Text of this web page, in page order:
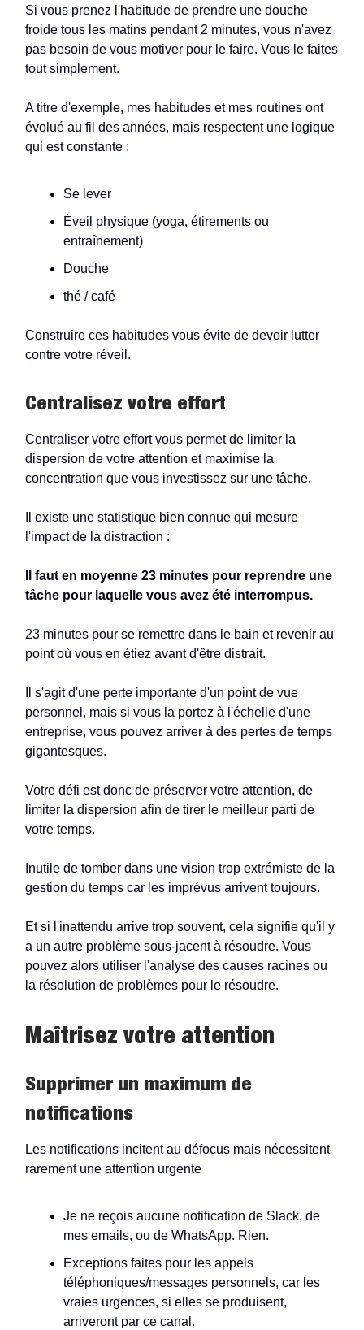
Si vous prenez l'habitude de prendre une douche
froide tous les matins pendant 2 minutes, vous n'avez
pas besoin de vous motiver pour le faire. Vous le faites
tout simplement.
A titre d'exemple, mes habitudes et mes routines ont
évolué au fil des années, mais respectent une logique
qui est constante :
Se lever
Éveil physique (yoga, étirements ou
entraînement)
Douche
thé / café
Construire ces habitudes vous évite de devoir lutter
contre votre réveil.
Centralisez votre effort
Centraliser votre effort vous permet de limiter la
dispersion de votre attention et maximise la
concentration que vous investissez sur une tâche.
Il existe une statistique bien connue qui mesure
l'impact de la distraction :
Il faut en moyenne 23 minutes pour reprendre une
tâche pour laquelle vous avez été interrompus.
23 minutes pour se remettre dans le bain et revenir au
point où vous en étiez avant d'être distrait.
Il s'agit d'une perte importante d'un point de vue
personnel, mais si vous la portez à l'échelle d'une
entreprise, vous pouvez arriver à des pertes de temps
gigantesques.
Votre défi est donc de préserver votre attention, de
limiter la dispersion afin de tirer le meilleur parti de
votre temps.
Inutile de tomber dans une vision trop extrémiste de la
gestion du temps car les imprévus arrivent toujours.
Et si l'inattendu arrive trop souvent, cela signifie qu'il y
a un autre problème sous-jacent à résoudre. Vous
pouvez alors utiliser l'analyse des causes racines ou
la résolution de problèmes pour le résoudre.
Maîtrisez votre attention
Supprimer un maximum de
notifications
Les notifications incitent au défocus mais nécessitent
rarement une attention urgente
Je ne reçois aucune notification de Slack, de
mes emails, ou de WhatsApp. Rien.
Exceptions faites pour les appels
téléphoniques/messages personnels, car les
vraies urgences, si elles se produisent,
arriveront par ce canal.